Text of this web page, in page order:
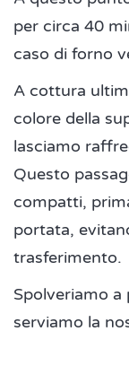
per circa 40
caso di forno
A cottura
colore della
lasciamo
Questo
compatti,
portata,
trasferimento.
Spolveriamo a
serviamo la